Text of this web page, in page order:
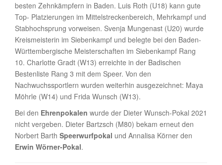
besten Zehnkämpfern in Baden. Luis Roth (U18) kann gute
Top- Platzierungen im Mittelstreckenbereich, Mehrkampf und
Stabhochsprung vorweisen. Svenja Mungenast (U20) wurde
Kreismeisterin im Siebenkampf und belegte bei den Baden-
Württembergische Meisterschaften im Siebenkampf Rang
10. Charlotte Gradt (W13) erreichte in der Badischen
Bestenliste Rang 3 mit dem Speer. Von den
Nachwuchssportlern wurden weiterhin ausgezeichnet: Maya
Möhrle (W14) und Frida Wunsch (W13).
Bei den Ehrenpokalen wurde der Dieter Wunsch-Pokal 2021
nicht vergeben. Dieter Bartzsch (M80) bekam erneut den
Norbert Barth Speerwurfpokal und Annalisa Körner den
Erwin Wörner-Pokal.